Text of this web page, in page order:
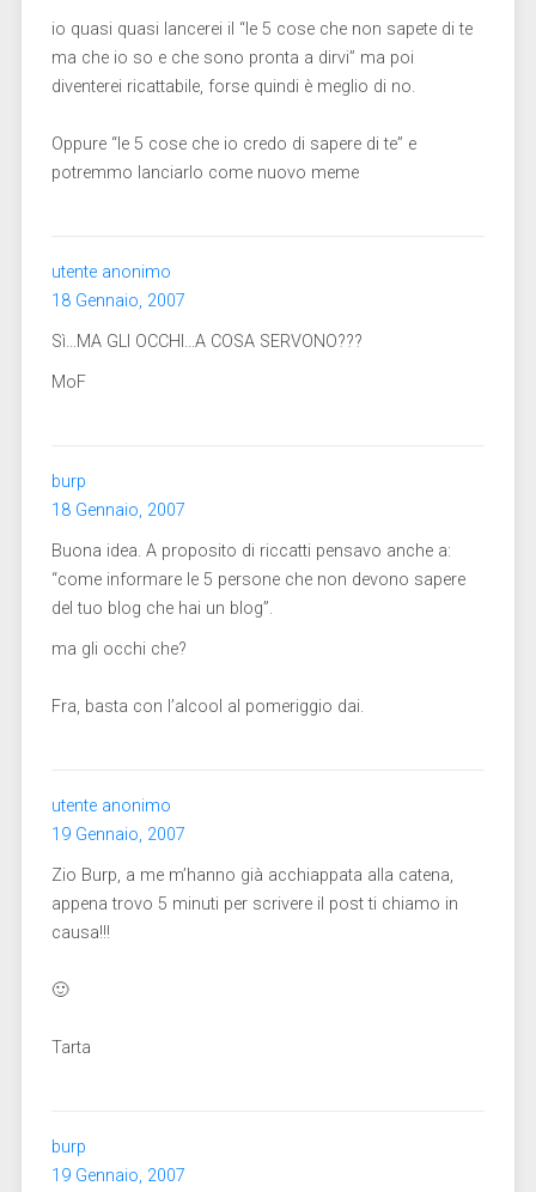
io quasi quasi lancerei il “le 5 cose che non sapete di te
ma che io so e che sono pronta a dirvi” ma poi
diventerei ricattabile, forse quindi è meglio di no.
Oppure “le 5 cose che io credo di sapere di te” e
potremmo lanciarlo come nuovo meme
utente anonimo
18 Gennaio, 2007
Sì…MA GLI OCCHI…A COSA SERVONO???
MoF
burp
18 Gennaio, 2007
Buona idea. A proposito di riccatti pensavo anche a:
“come informare le 5 persone che non devono sapere
del tuo blog che hai un blog”.
ma gli occhi che?
Fra, basta con l’alcool al pomeriggio dai.
utente anonimo
19 Gennaio, 2007
Zio Burp, a me m’hanno già acchiappata alla catena,
appena trovo 5 minuti per scrivere il post ti chiamo in
causa!!!
🙂
Tarta
burp
19 Gennaio, 2007